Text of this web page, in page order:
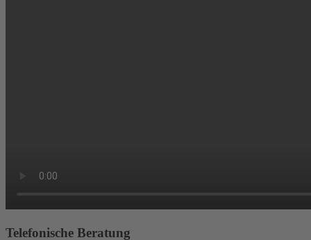
Telefonische Beratung